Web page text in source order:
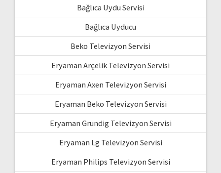
Bağlıca Uydu Servisi
Bağlıca Uyducu
Beko Televizyon Servisi
Eryaman Arçelik Televizyon Servisi
Eryaman Axen Televizyon Servisi
Eryaman Beko Televizyon Servisi
Eryaman Grundig Televizyon Servisi
Eryaman Lg Televizyon Servisi
Eryaman Philips Televizyon Servisi